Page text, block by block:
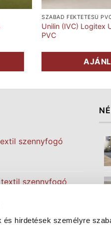
és hirdetések személyre
SZABAD FEKTETÉSŰ
Unilin (IVC) Logitex
PVC
szennyfogó
szennyfogó
textil szennyfogó